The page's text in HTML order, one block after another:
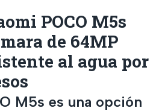
POCO M5s
de 64MP
al agua por
M5s es una opción